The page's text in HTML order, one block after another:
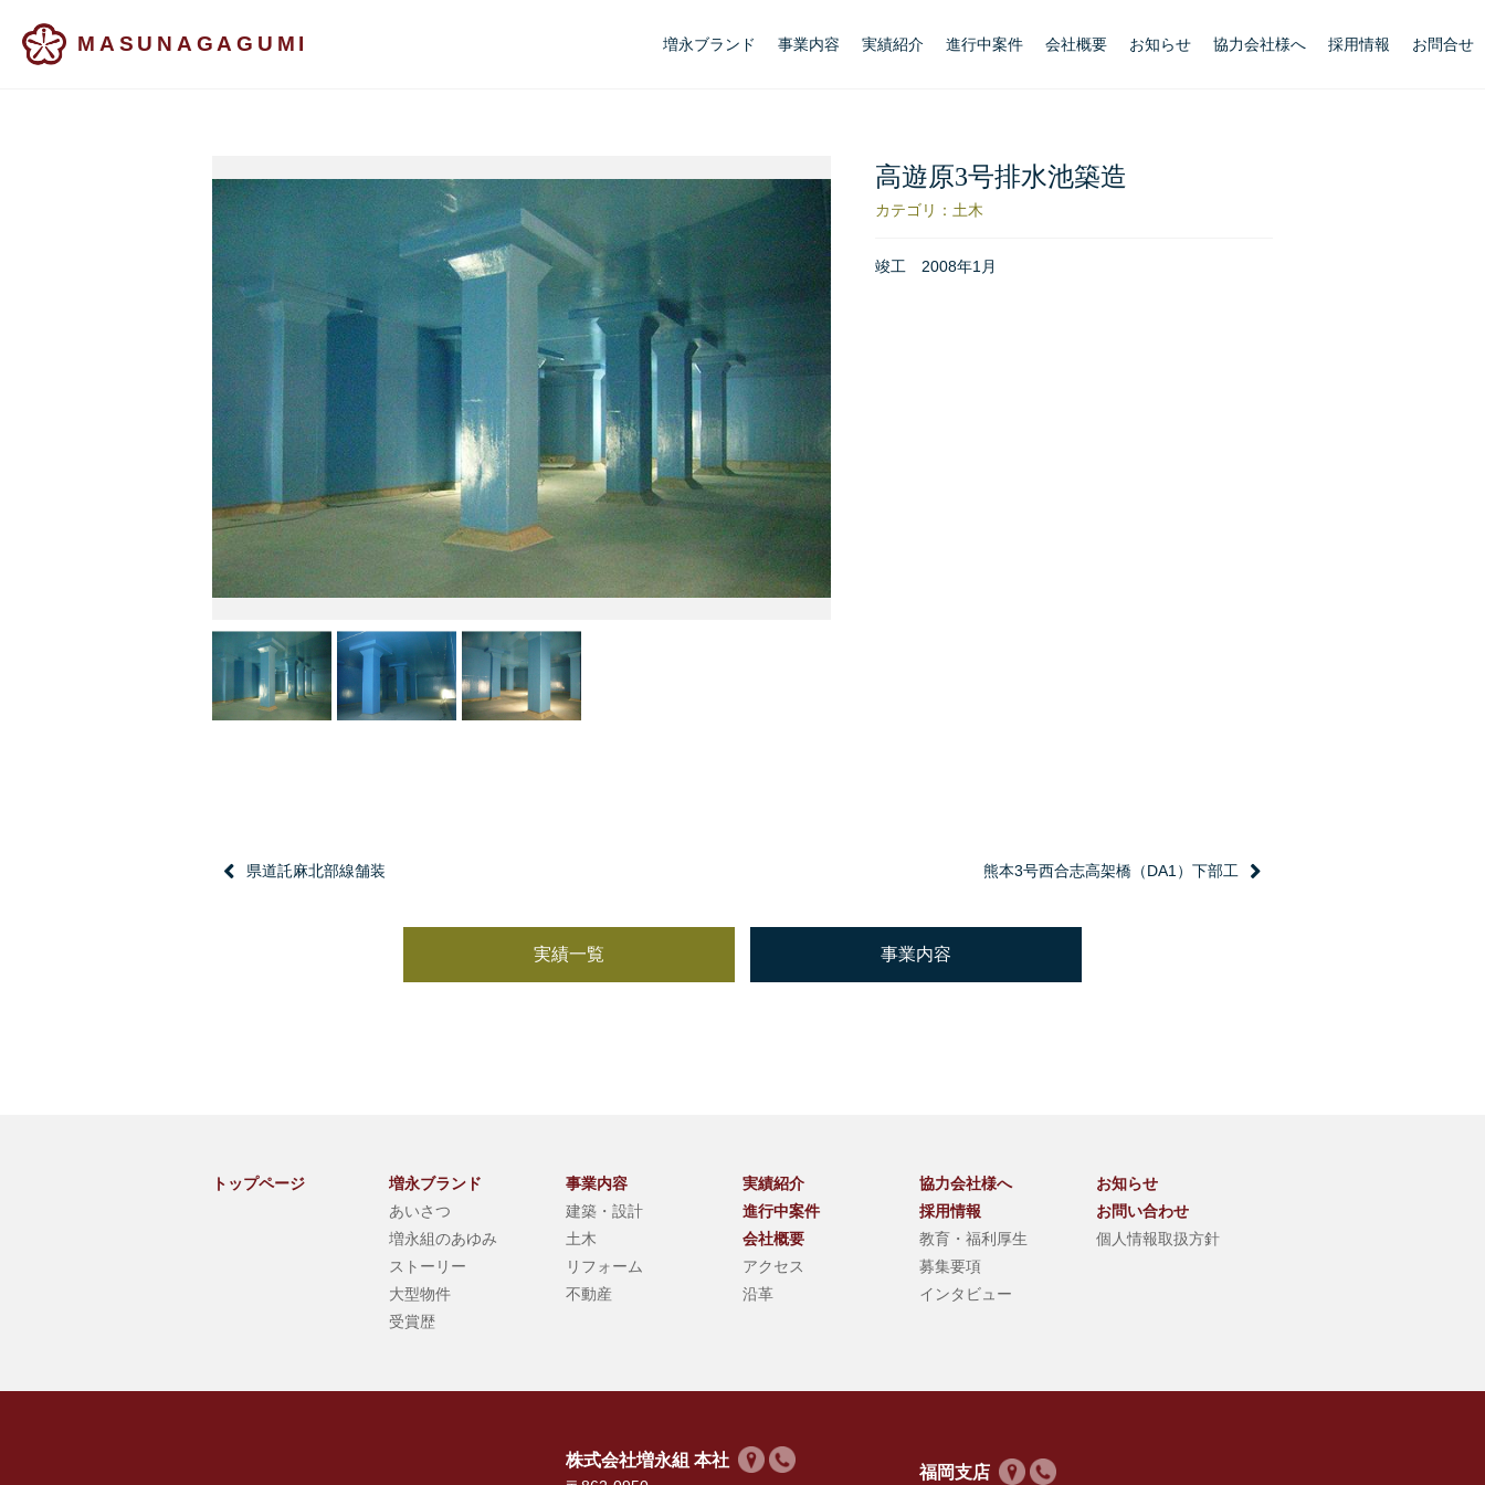
MASUNAGAGUMI 増永ブランド 事業内容 実績紹介 進行中案件 会社概要 お知らせ 協力会社様へ 採用情報 お問合せ
高遊原3号排水池築造
カテゴリ：土木
竣工 2008年1月
県道託麻北部線舗装 熊本3号西合志高架橋（DA1）下部工
実績一覧 事業内容
トップページ
増永ブランド
あいさつ
増永組のあゆみ
ストーリー
大型物件
受賞歴
事業内容
建築・設計
土木
リフォーム
不動産
実績紹介
進行中案件
会社概要
アクセス
沿革
協力会社様へ
採用情報
教育・福利厚生
募集要項
インタビュー
お知らせ
お問い合わせ
個人情報取扱方針
株式会社増永組 本社
福岡支店